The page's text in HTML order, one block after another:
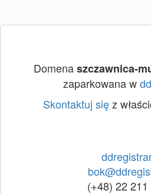
Domenaszczawnica-
zaparkowana w
Skontaktuj sięz
(+48) 22 211